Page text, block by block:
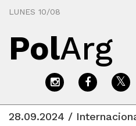
LUNES 10/08
PolArg
28.09.2024 /